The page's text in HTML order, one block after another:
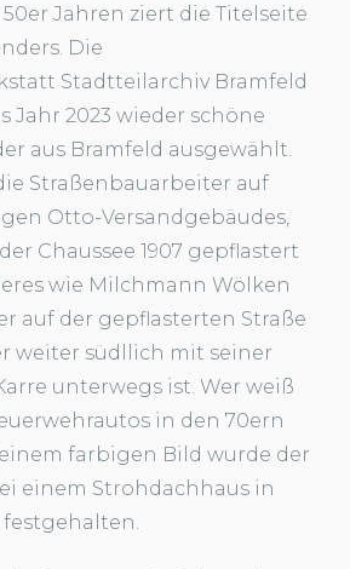
Jahren ziert die Titelseite
Die
Stadtteilarchiv Bramfeld
Jahr 2023 wieder schöne
aus Bramfeld ausgewählt.
Straßenbauarbeiter auf
Otto-Versandgebäudes,
Chaussee 1907 gepflastert
wie Milchmann Wölken
auf der gepflasterten Straße
weiter südllich mit seiner
unterwegs ist. Wer weiß
in den 70ern
farbigen Bild wurde der
einem Strohdachhaus in